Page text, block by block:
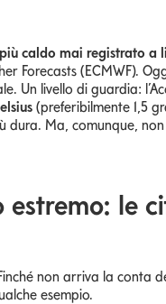
caldo mai registrato a
Forecasts (ECMWF).
Un livello di guardia:
(preferibilmente 1,5
dura. Ma, comunque,
estremo: le
non arriva la conta
esempio.